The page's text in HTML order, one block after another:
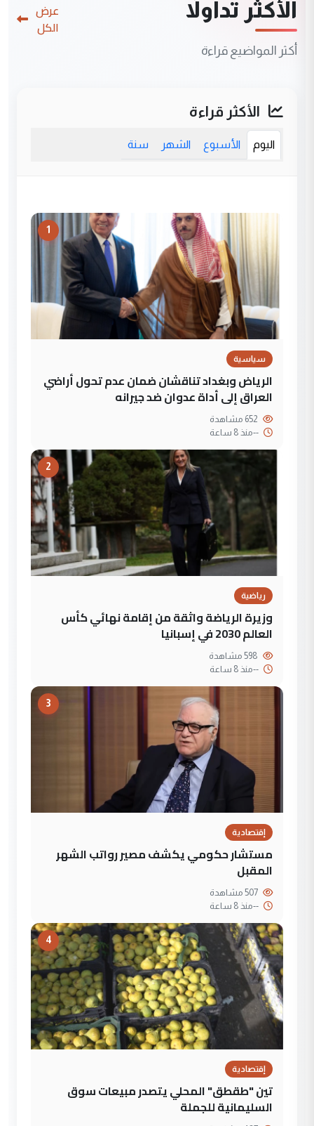
الأكثر تداولاً
أكثر المواضيع قراءة
عرض
الكل
الأكثر قراءة
اليوم الأسبوع الشهر سنة
1
سياسية
الرياض وبغداد تناقشان ضمان عدم تحول أراضي
العراق إلى أداة عدوان ضد جيرانه
--منذ 8 ساعة
2
رياضية
وزيرة الرياضة واثقة من إقامة نهائي كأس
العالم 2030 في إسبانيا
--منذ 8 ساعة
3
إقتصادية
مستشار حكومي يكشف مصير رواتب الشهر
المقبل
--منذ 8 ساعة
4
إقتصادية
تين "طقطق" المحلي يتصدر مبيعات سوق
السليمانية للجملة